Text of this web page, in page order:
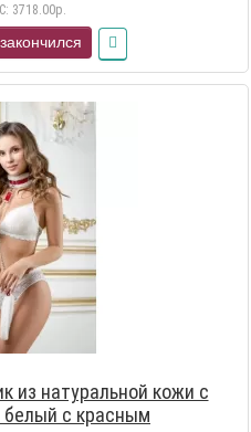
3718.00р.
из натуральной кожи с
с красным